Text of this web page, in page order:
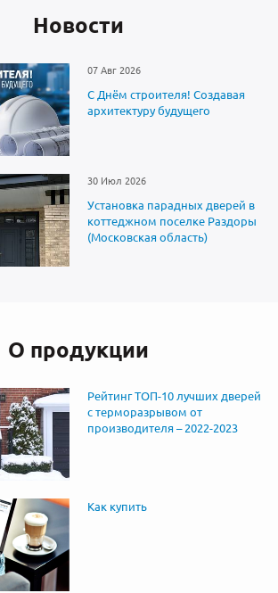
Новоcти
07 Авг 2026
С Днём строителя! Создавая
архитектуру будущего
30 Июл 2026
Установка парадных дверей в
коттеджном поселке Раздоры
(Московская область)
О продукции
Рейтинг ТОП-10 лучших дверей
с терморазрывом от
производителя – 2022-2023
Как купить